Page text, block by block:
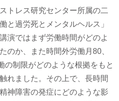
トレス研究センター所属の二
と過労死とメンタルヘルス」
演ではまず労働時間がどのよ
のか、また時間外労働月80、
の制限がどのような根拠をもと
れました。その上で、長時間
神障害の発症にどのような影